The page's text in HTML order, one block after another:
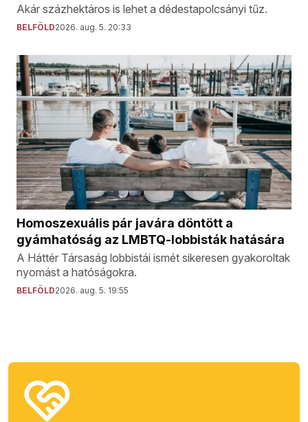
Akár százhektáros is lehet a dédestapolcsányi tűz.
BELFÖLD2026. aug. 5. 20:33
Homoszexuális pár javára döntött a
gyámhatóság az LMBTQ-lobbisták hatására
A Háttér Társaság lobbistái ismét sikeresen gyakoroltak
nyomást a hatóságokra.
BELFÖLD2026. aug. 5. 19:55